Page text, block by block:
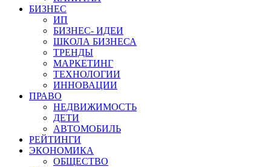
БИЗНЕС
ИП
БИЗНЕС- ИДЕИ
ШКОЛА БИЗНЕСА
ТРЕНДЫ
МАРКЕТИНГ
ТЕХНОЛОГИИ
ИННОВАЦИИ
ПРАВО
НЕДВИЖИМОСТЬ
ДЕТИ
АВТОМОБИЛЬ
РЕЙТИНГИ
ЭКОНОМИКА
ОБЩЕСТВО